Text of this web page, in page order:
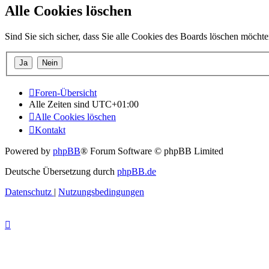
Alle Cookies löschen
Sind Sie sich sicher, dass Sie alle Cookies des Boards löschen
Foren-Übersicht
Alle Zeiten sind UTC+01:00
Alle Cookies löschen
Kontakt
Powered by phpBB® Forum Software © phpBB Limited
Deutsche Übersetzung durch phpBB.de
Datenschutz | Nutzungsbedingungen